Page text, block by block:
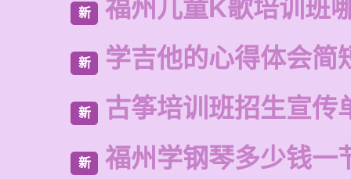
新 福州儿童K歌培训班
新 学吉他的心得体会简
新 古筝培训班招生宣传
新 福州学钢琴多少钱一